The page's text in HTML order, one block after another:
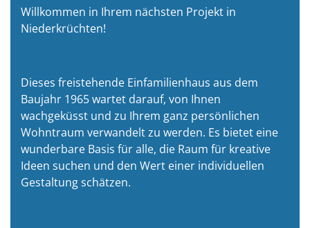
Willkommen in Ihrem nächsten Projekt in
Niederkrüchten!
Dieses freistehende Einfamilienhaus aus dem
Baujahr 1965 wartet darauf, von Ihnen
wachgeküsst und zu Ihrem ganz persönlichen
Wohntraum verwandelt zu werden. Es bietet eine
wunderbare Basis für alle, die Raum für kreative
Ideen suchen und den Wert einer individuellen
Gestaltung schätzen.